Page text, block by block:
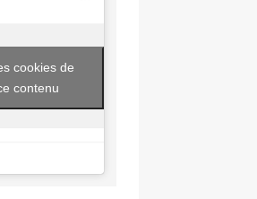
cookies de
contenu